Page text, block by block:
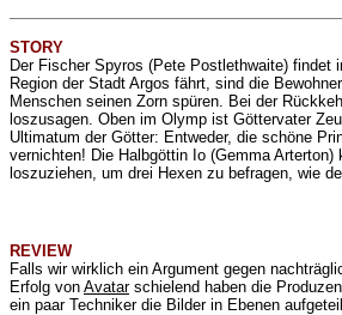
STORY
Der Fischer Spyros (Pete Postlethwaite)
Region der Stadt Argos fährt, sind die
Menschen seinen Zorn spüren. Bei der
loszusagen. Oben im Olymp ist Göttervater
Ultimatum der Götter: Entweder, die schöne
vernichten! Die Halbgöttin Io (Gemma Arterton)
loszuziehen, um drei Hexen zu befragen, wie
REVIEW
Falls wir wirklich ein Argument gegen
Erfolg von Avatarschielend haben die
ein paar Techniker die Bilder in Ebenen